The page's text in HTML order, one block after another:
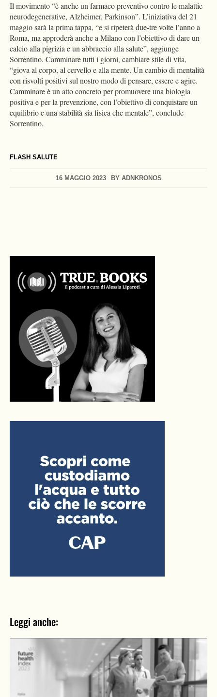
FLASH SALUTE
16 MAGGIO 2023 BY ADNKRONOS
Il movimento “è anche un farmaco preventivo contro le malattie
neurodegenerative, Alzheimer, Parkinson”. L’iniziativa del 21
maggio sarà la prima tappa, “e si ripeterà due-tre volte l’anno a
Roma, ma approderà anche a Milano con l’obiettivo di dare un
calcio alla pigrizia e un abbraccio alla salute”, aggiunge
Sorrentino. Camminare tutti i giorni, cambiare stile di vita,
“giova al corpo, al cervello e alla mente. Un cambio di mentalità
con risvolti positivi sul nostro modo di pensare, essere e agire.
Camminare è un atto concreto per promuovere una biologia
positiva e per la prevenzione, con l’obiettivo di conquistare un
equilibrio e una stabilità sia fisica che mentale”, conclude
Sorrentino.
Leggi anche: